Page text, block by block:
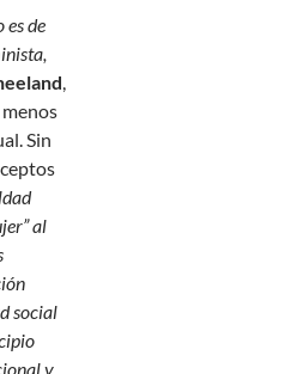
es de
,
Sin
al
social
y